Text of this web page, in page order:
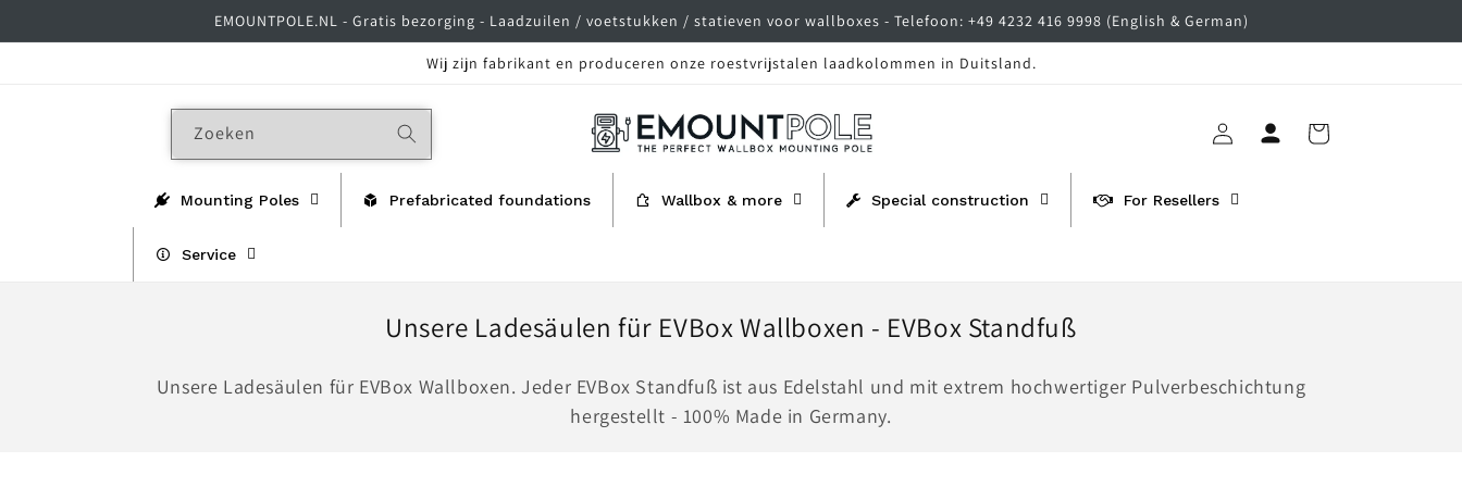
content
EMOUNTPOLE.NL - Gratis bezorging - Laadzuilen / voetstukken / statieven voor wallboxes - Telefoon: +49 4232 416 9998 (English & German)
Wij zijn fabrikant en produceren onze roestvrijstalen laadkolommen in Duitsland.
Zoeken
Mounting Poles Prefabricated foundations Wallbox & more Special construction For Resellers
Service
Inloggen Winkelwagen
C
l
Unsere Ladesäulen für EVBox Wallboxen - EVBox Standfuß
Unsere Ladesäulen für EVBox Wallboxen. Jeder EVBox Standfuß ist aus Edelstahl und mit extrem hochwertiger Pulverbeschichtung
hergestellt - 100% Made in Germany.